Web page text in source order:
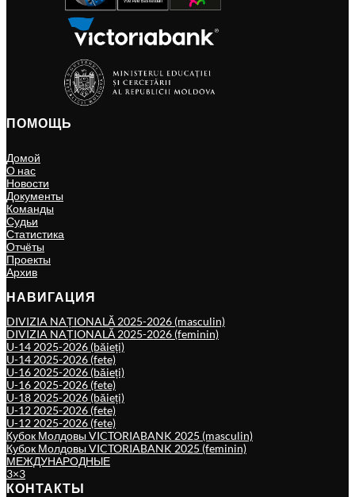
ПОМОЩЬ
Домой
О нас
Новости
Документы
Команды
Судьи
Статистика
Отчёты
Проекты
Архив
НАВИГАЦИЯ
DIVIZIA NAȚIONALĂ 2025-2026 (masculin)
DIVIZIA NAȚIONALĂ 2025-2026 (feminin)
U-14 2025-2026 (băieți)
U-14 2025-2026 (fete)
U-16 2025-2026 (băieți)
U-16 2025-2026 (fete)
U-18 2025-2026 (băieți)
U-12 2025-2026 (fete)
U-12 2025-2026 (fete)
Кубок Молдовы VICTORIABANK 2025 (masculin)
Кубок Молдовы VICTORIABANK 2025 (feminin)
МЕЖДУНАРОДНЫЕ
3×3
КОНТАКТЫ